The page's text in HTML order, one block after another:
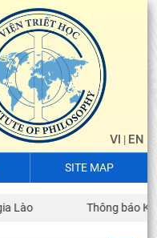
VI | EN
SITE MAP
Thông báo Kết